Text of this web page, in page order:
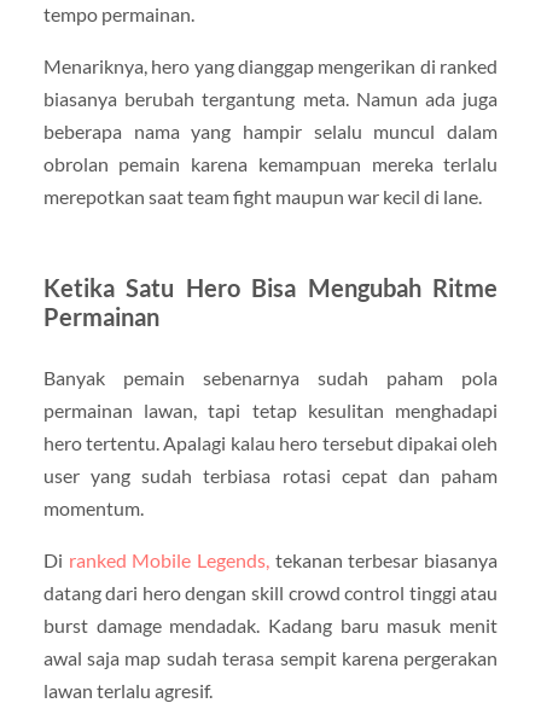
tempo permainan.
Menariknya, hero yang dianggap mengerikan di ranked
biasanya berubah tergantung meta. Namun ada juga
beberapa nama yang hampir selalu muncul dalam
obrolan pemain karena kemampuan mereka terlalu
merepotkan saat team fight maupun war kecil di lane.
Ketika Satu Hero Bisa Mengubah Ritme
Permainan
Banyak pemain sebenarnya sudah paham pola
permainan lawan, tapi tetap kesulitan menghadapi
hero tertentu. Apalagi kalau hero tersebut dipakai oleh
user yang sudah terbiasa rotasi cepat dan paham
momentum.
Di ranked Mobile Legends, tekanan terbesar biasanya
datang dari hero dengan skill crowd control tinggi atau
burst damage mendadak. Kadang baru masuk menit
awal saja map sudah terasa sempit karena pergerakan
lawan terlalu agresif.